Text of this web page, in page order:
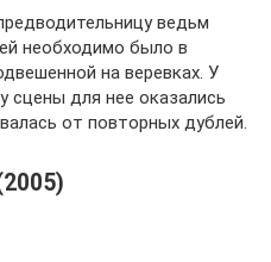
ведьм
необходимо было в
на веревках. У
сцены для нее оказались
от повторных дублей.